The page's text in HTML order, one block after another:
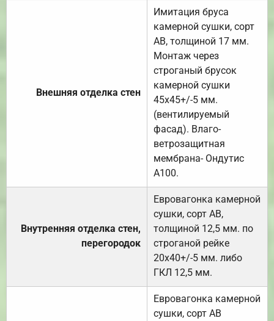
Внешняя отделка стен
Имитация бруса
камерной сушки, сорт
АВ, толщиной 17 мм.
Монтаж через
строганый брусок
камерной сушки
45х45+/-5 мм.
(вентилируемый
фасад). Влаго-
ветрозащитная
мембрана- Ондутис
А100.
Внутренняя отделка стен,
перегородок
Евровагонка камерной
сушки, сорт АВ,
толщиной 12,5 мм. по
строганой рейке
20х40+/-5 мм. либо
ГКЛ 12,5 мм.
Евровагонка камерной
сушки, сорт АВ